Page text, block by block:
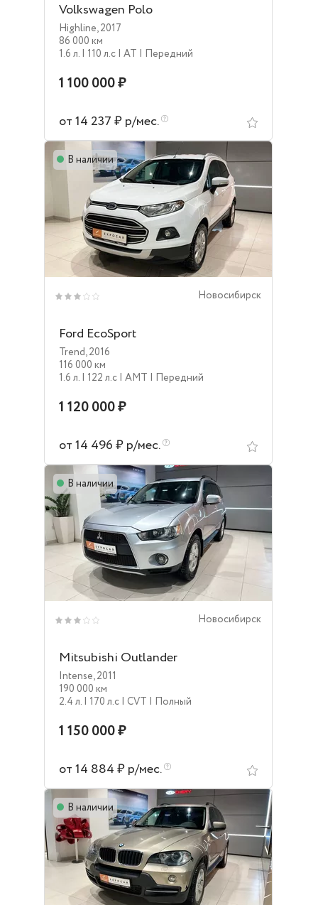
Volkswagen Polo
Highline,2017
86 000 км
1.6 л. | 110 л.c | AT | Передний
1 100 000 ₽
от 14 237 ₽ р/мес.
В наличии
Новосибирск
Ford EcoSport
Trend,2016
116 000 км
1.6 л. | 122 л.c | AMT | Передний
1 120 000 ₽
от 14 496 ₽ р/мес.
В наличии
Новосибирск
Mitsubishi Outlander
Intense,2011
190 000 км
2.4 л. | 170 л.c | CVT | Полный
1 150 000 ₽
от 14 884 ₽ р/мес.
В наличии